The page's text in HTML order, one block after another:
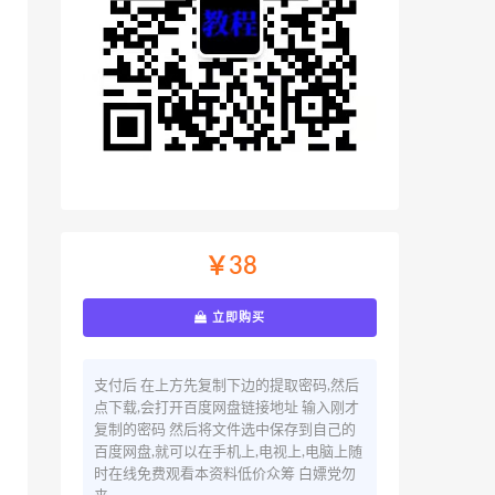
￥38
立即购买
支付后 在上方先复制下边的提取密码,然后
点下载,会打开百度网盘链接地址 输入刚才
复制的密码 然后将文件选中保存到自己的
百度网盘,就可以在手机上,电视上,电脑上随
时在线免费观看本资料低价众筹 白嫖党勿